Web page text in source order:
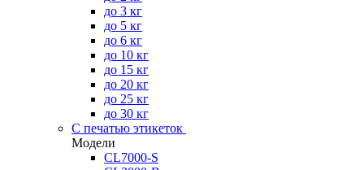
до 3 кг
до 5 кг
до 6 кг
до 10 кг
до 15 кг
до 20 кг
до 25 кг
до 30 кг
С печатью этикеток
Модели
CL7000-S